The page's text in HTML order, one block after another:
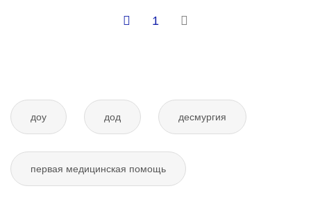
1
доу дод десмургия
первая медицинская помощь